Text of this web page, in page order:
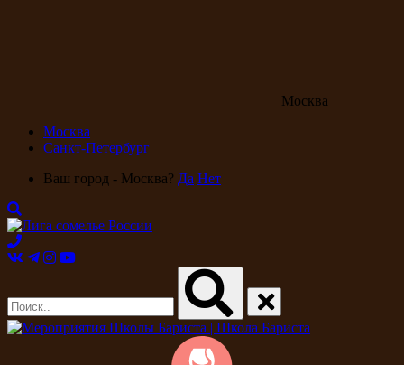
Москва
Москва
Санкт-Петербург
Ваш город - Москва? Да Нет